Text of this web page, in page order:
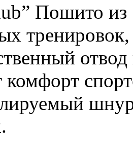
Пошито из
тренировок,
комфорт